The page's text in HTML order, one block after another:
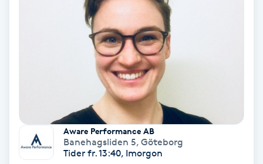
Power Yoga
PRP (Platelet Rich Plasma)
Aware Performance AB
Banehagsliden 5, Göteborg
Tider fr. 13:40, Imorgon